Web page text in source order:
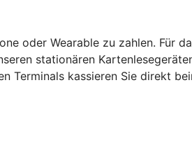
oder Wearable zu zahlen. Für
stationären
kassieren Sie direkt